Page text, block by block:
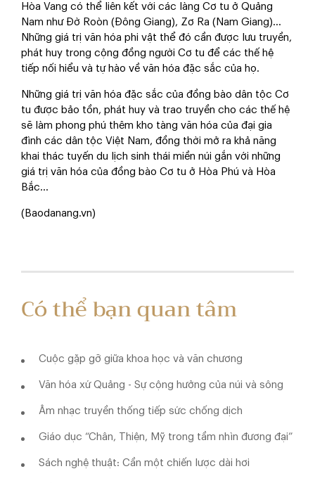
Hòa Vang có thể liên kết với các làng Cơ tu ở Quảng
Nam như Đờ Roòn (Đông Giang), Zơ Ra (Nam Giang)...
Những giá trị văn hóa phi vật thể đó cần được lưu truyền,
phát huy trong cộng đồng người Cơ tu để các thế hệ
tiếp nối hiểu và tự hào về văn hóa đặc sắc của họ.
Những giá trị văn hóa đặc sắc của đồng bào dân tộc Cơ
tu được bảo tồn, phát huy và trao truyền cho các thế hệ
sẽ làm phong phú thêm kho tàng văn hóa của đại gia
đình các dân tộc Việt Nam, đồng thời mở ra khả năng
khai thác tuyến du lịch sinh thái miền núi gắn với những
giá trị văn hóa của đồng bào Cơ tu ở Hòa Phú và Hòa
Bắc...
(Baodanang.vn)
Có thể bạn quan tâm
Cuộc gặp gỡ giữa khoa học và văn chương
Văn hóa xứ Quảng - Sự cộng hưởng của núi và sông
Âm nhạc truyền thống tiếp sức chống dịch
Giáo dục “Chân, Thiện, Mỹ trong tầm nhìn đương đại”
Sách nghệ thuật: Cần một chiến lược dài hơi